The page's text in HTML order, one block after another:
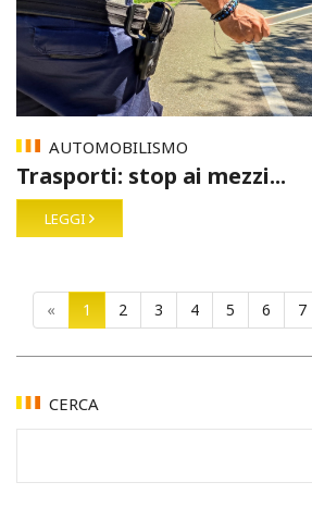
AUTOMOBILISMO
Trasporti: stop ai mezzi...
LEGGI
« 1 2 3 4 5 6 7
CERCA